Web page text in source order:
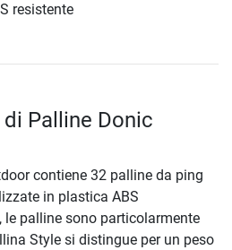
resistente
Palline Donic
contiene 32 palline da ping
in plastica ABS
le palline sono particolarmente
Style si distingue per un peso